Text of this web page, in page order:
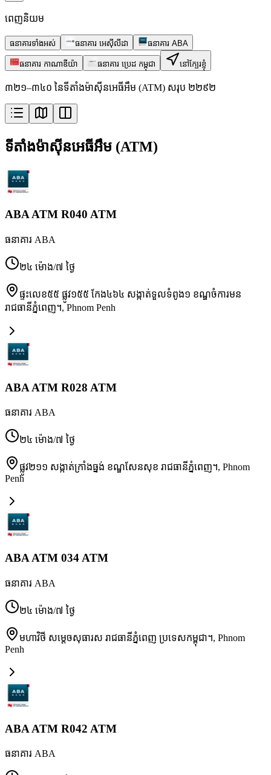
ពេញនិយម
ធនាគារទាំងអស់ ធនាគារ អេស៊ីលីដា ធនាគារ ABA
ធនាគារ កាណាឌីយ៉ា ធនាគារ ប្រេដ កម្ពុជា នៅក្បែរខ្ញុំ
៣២១–៣៤០ នៃទីតាំងម៉ាស៊ីនអេធីអឹម (ATM) សរុប ២២៩២
ទីតាំងម៉ាស៊ីនអេធីអឹម (ATM)
ABA ATM R040 ATM
ធនាគារ ABA
២៤ ម៉ោង/៧ ថ្ងៃ
ផ្ទះលេខ៥៥ ផ្លូវ១៥៥ កែង៤៦៤ សង្កាត់ទួលទំពូង១ ខណ្ឌចំការមន
រាជធានីភ្នំពេញ។, Phnom Penh
ABA ATM R028 ATM
ធនាគារ ABA
២៤ ម៉ោង/៧ ថ្ងៃ
ផ្លូវ២១១ សង្កាត់ក្រាំងធ្នង់ ខណ្ឌសែនសុខ រាជធានីភ្នំពេញ។, Phnom
Penh
ABA ATM 034 ATM
ធនាគារ ABA
២៤ ម៉ោង/៧ ថ្ងៃ
មហាវិថី សម្តេចសុធារស រាជធានីភ្នំពេញ ប្រទេសកម្ពុជា។, Phnom
Penh
ABA ATM R042 ATM
ធនាគារ ABA